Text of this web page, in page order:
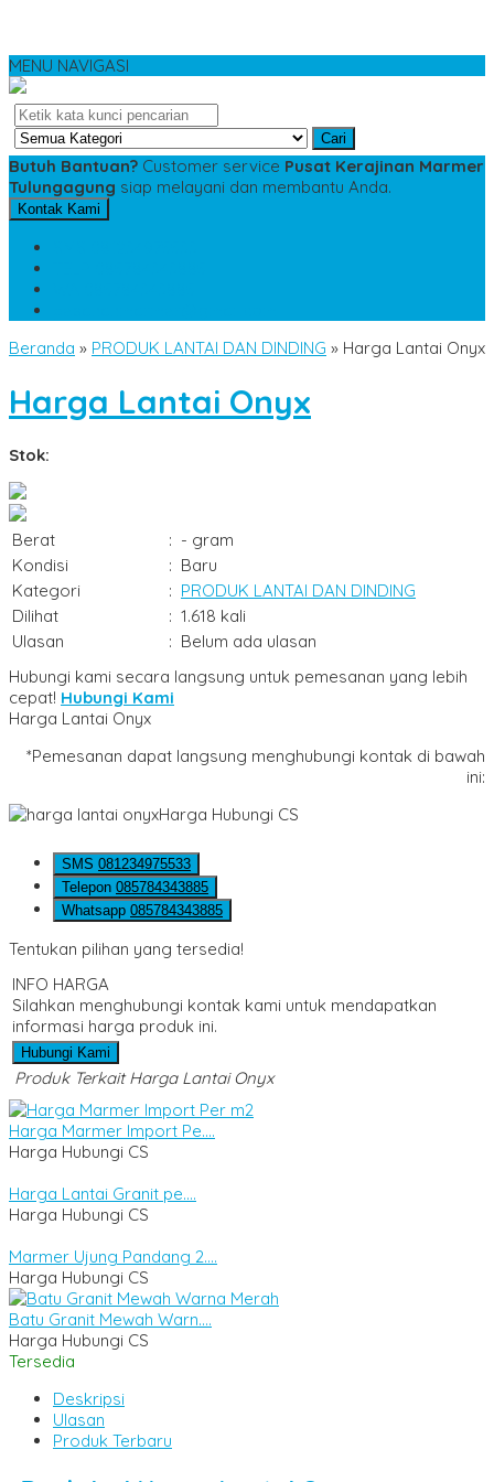
MENU NAVIGASI
Cari
Butuh Bantuan? Customer service Pusat Kerajinan Marmer
Tulungagung siap melayani dan membantu Anda.
Kontak Kami
Beranda » PRODUK LANTAI DAN DINDING » Harga Lantai Onyx
Harga Lantai Onyx
Stok:
Berat : - gram
Kondisi
: Baru
Kategori
: PRODUK LANTAI DAN DINDING
Dilihat
: 1.618 kali
Ulasan
: Belum ada ulasan
Hubungi kami secara langsung untuk pemesanan yang lebih
cepat! Hubungi Kami
Harga Lantai Onyx
*Pemesanan dapat langsung menghubungi kontak di bawah
ini:
Harga Hubungi CS
SMS 081234975533
Telepon 085784343885
Whatsapp 085784343885
Tentukan pilihan yang tersedia!
INFO HARGA
Silahkan menghubungi kontak kami untuk mendapatkan
informasi harga produk ini.
Hubungi Kami
Produk Terkait Harga Lantai Onyx
Harga Marmer Import Pe....
Harga Hubungi CS
Harga Lantai Granit pe....
Harga Hubungi CS
Marmer Ujung Pandang 2....
Harga Hubungi CS
Batu Granit Mewah Warn....
Harga Hubungi CS
Tersedia
Deskripsi
Ulasan
Produk Terbaru